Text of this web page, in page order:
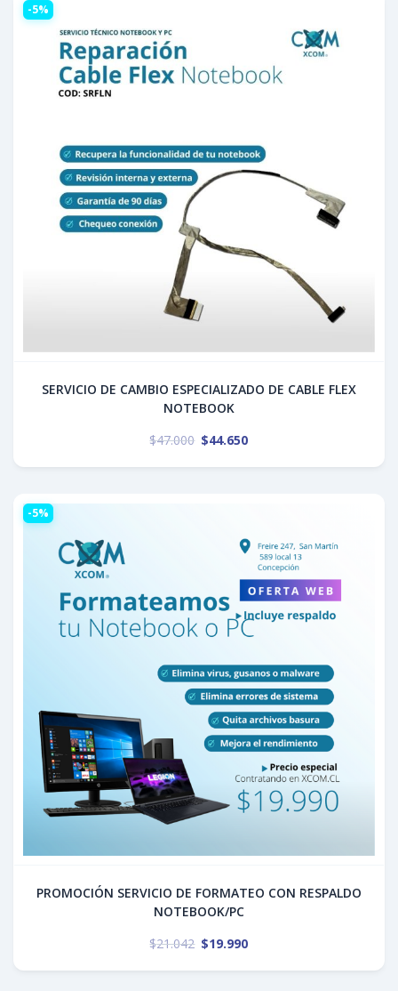
-5%
SERVICIO DE CAMBIO ESPECIALIZADO DE CABLE FLEX
NOTEBOOK
$47.000 $44.650
-5%
PROMOCIÓN SERVICIO DE FORMATEO CON RESPALDO
NOTEBOOK/PC
$21.042 $19.990